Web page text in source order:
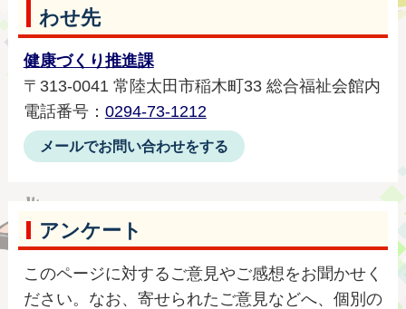
わせ先
健康づくり推進課
〒313-0041 常陸太田市稲木町33 総合福祉会館内
電話番号： 0294-73-1212
メールでお問い合わせをする
アンケート
このページに対するご意見やご感想をお聞かせく
ださい。なお、寄せられたご意見などへ、個別の